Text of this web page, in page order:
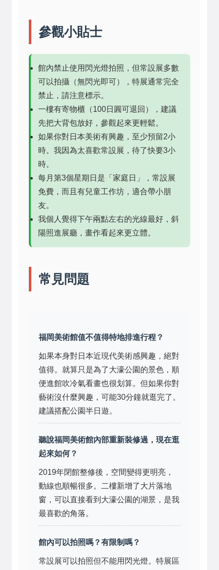
參觀小貼士
館內禁止使用閃光燈拍照，但常設展多數
可以拍攝（無閃光即可），特展通常完全
禁止，請注意標示。
一樓有寄物櫃（100日圓可退回），建議
先把大背包放好，參觀起來更輕鬆。
如果你對日本美術有興趣，至少預留2小
時。我因為太喜歡常設展，待了快要3小
時。
每月第3個星期日是「家庭日」，常設展
免費，而且有兒童工作坊，適合帶小朋
友。
我個人覺得下午兩點左右的光線最好，斜
陽照進展廳，畫作看起來更立體。
常見問題
福岡美術館值不值得特地排進行程？
如果本身對日本近現代美術感興趣，絕對
值得。就算只是為了大濠公園的景色，順
便進館吹冷氣看畫也很划算。但如果你對
藝術沒什麼興趣，可能30分鐘就逛完了。
建議搭配公園半日遊。
聽說福岡美術館內部重新裝修過，現在逛
起來如何？
2019年閉館整修後，空間變得更明亮，
動線也順暢很多。二樓新增了大片落地
窗，可以直接看到大濠公園的湖景，是我
最喜歡的角落。
館內可以拍照嗎？有限制嗎？
常設展可以拍照但不能用閃光燈。特展區